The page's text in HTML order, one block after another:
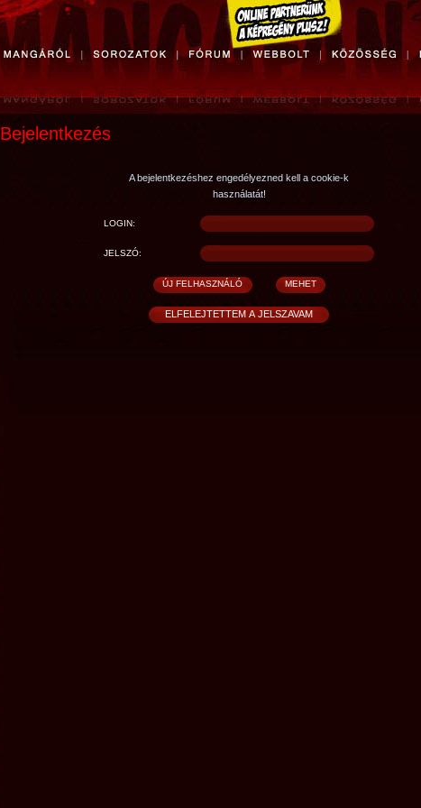
Bejelentkezés
A bejelentkezéshez engedélyezned kell a cookie-k
használatát!
LOGIN:
JELSZÓ: